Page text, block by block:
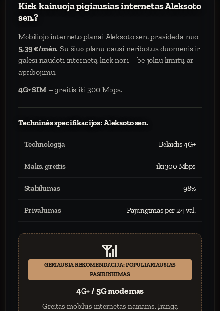
Kiek kainuoja pigiausias internetas Aleksoto
sen.?
Mobiliojo interneto planai Aleksoto sen. prasideda nuo
5,39 €/mėn. Su šiuo planu gausi neribotus duomenis ir
galėsi naudoti internetą kiek nori – be jokių limitų ar
apribojimų.
4G+ SIM– greitis iki 300 Mbps.
Techninės specifikacijos: Aleksoto sen.
Technologija Belaidis 4G+
Maks. greitis iki 300 Mbps
Stabilumas 98%
Privalumas Pajungimas per 24 val.
📶
GERIAUSIA REKOMENDACIJA: POPULIARIAUSIAS
PASIRINKIMAS
4G+ / 5G modemas
Greitas mobilus internetas namams. Įrangą